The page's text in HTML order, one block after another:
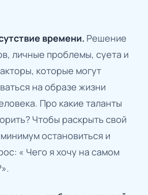
времени. Решение
личные проблемы, суета и
которые могут
на образе жизни
Про какие таланты
Чтобы раскрыть свой
остановиться и
« Чего я хочу на самом